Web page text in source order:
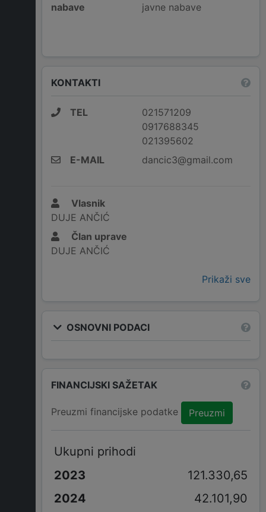
nabave
javne nabave
KONTAKTI
TEL
021571209
0917688345
021395602
E-MAIL
dancic3@gmail.com
Vlasnik
DUJE ANČIĆ
Član uprave
DUJE ANČIĆ
Prikaži sve
OSNOVNI PODACI
FINANCIJSKI SAŽETAK
Preuzmi financijske podatke Preuzmi
Ukupni prihodi
121.330,65
42.101,90